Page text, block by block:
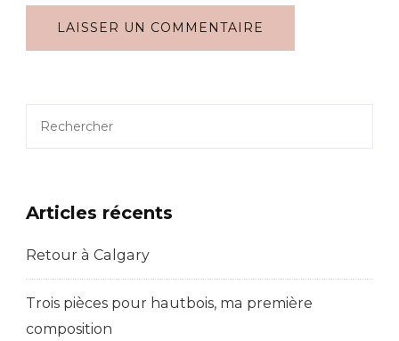
Articles récents
Retour à Calgary
Trois pièces pour hautbois, ma première
composition